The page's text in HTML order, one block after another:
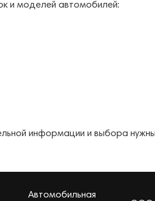
и моделей автомобилей:
информации и выбора
Автомобильная